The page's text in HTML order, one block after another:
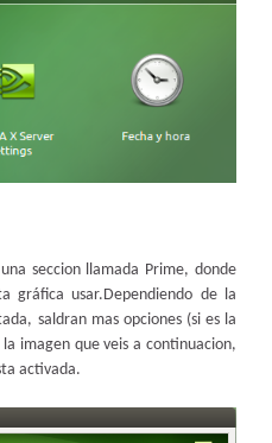
seccion llamada Prime, donde
gráfica usar.Dependiendo de la
saldran mas opciones (si es la
imagen que veis a continuacion,
activada.